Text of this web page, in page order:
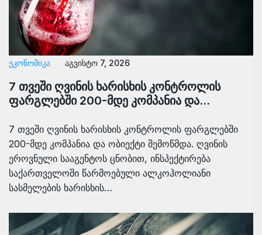
ᲔᲙᲝᲜᲝᲛᲘᲙᲐ აგვისტო 7, 2026
7 თვეში ღვინის ხარისხის კონტროლის
ფარგლებში 200-მდე კომპანია და…
7 თვეში ღვინის ხარისხის კონტროლის ფარგლებში
200-მდე კომპანია და ობიექტი შემოწმდა. ღვინის
ეროვნული სააგენტოს ცნობით, ინსპექტირება
საქართველოში წარმოებული ალკოჰოლიანი
სასმელების ხარისხის…